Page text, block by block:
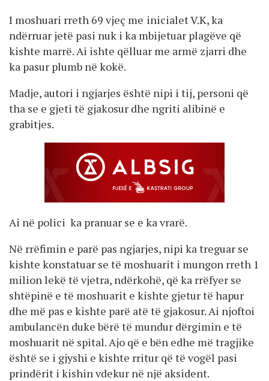
I moshuari rreth 69 vjeç me inicialet V.K, ka
ndërruar jetë pasi nuk i ka mbijetuar plagëve që
kishte marrë. Ai ishte qëlluar me armë zjarri dhe
ka pasur plumb në kokë.
Madje, autori i ngjarjes është nipi i tij, personi që
tha se e gjeti të gjakosur dhe ngriti alibinë e
grabitjes.
Ai në polici ka pranuar se e ka vrarë.
Në rrëfimin e parë pas ngjarjes, nipi ka treguar se
kishte konstatuar se të moshuarit i mungon rreth 1
milion lekë të vjetra, ndërkohë, që ka rrëfyer se
shtëpinë e të moshuarit e kishte gjetur të hapur
dhe më pas e kishte parë atë të gjakosur. Ai njoftoi
ambulancën duke bërë të mundur dërgimin e të
moshuarit në spital. Ajo që e bën edhe më tragjike
është se i gjyshi e kishte rritur që të vogël pasi
prindërit i kishin vdekur në një aksident.